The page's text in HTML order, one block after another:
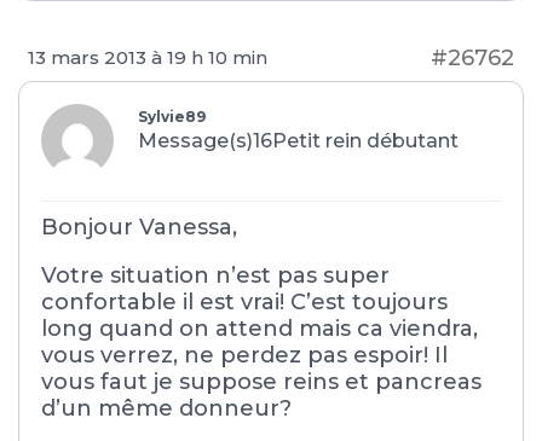
13 mars 2013 à 19 h 10 min #26762
Sylvie89
Message(s)16Petit rein débutant
Bonjour Vanessa,
Votre situation n’est pas super
confortable il est vrai! C’est toujours
long quand on attend mais ca viendra,
vous verrez, ne perdez pas espoir! Il
vous faut je suppose reins et pancreas
d’un même donneur?